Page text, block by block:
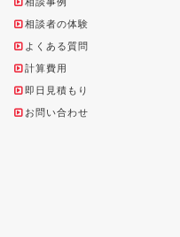
相談者の体験
よくある質問
計算費用
即日見積もり
お問い合わせ